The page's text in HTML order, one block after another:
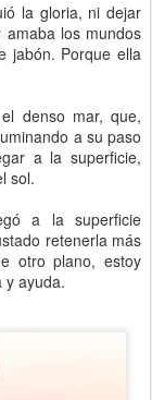
la gloria, ni dejar
amaba los mundos
jabón. Porque ella
denso mar, que,
a su paso
a la superficie,
sol.
a la superficie
retenerla más
otro plano, estoy
y ayuda.